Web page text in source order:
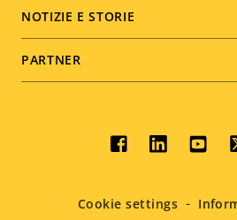
NOTIZIE E STORIE
PARTNER
Social
menu
Cookie settings